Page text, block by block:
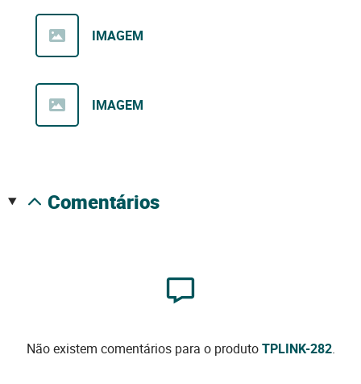
IMAGEM
IMAGEM
comentários
Não existem comentários para o produtoTPLINK-282.